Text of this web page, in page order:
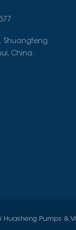
Shuangfeng
China.
Pumps &